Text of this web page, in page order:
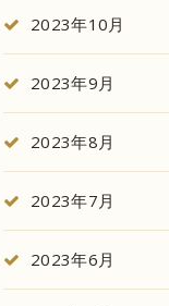
2023年10月
2023年9月
2023年8月
2023年7月
2023年6月